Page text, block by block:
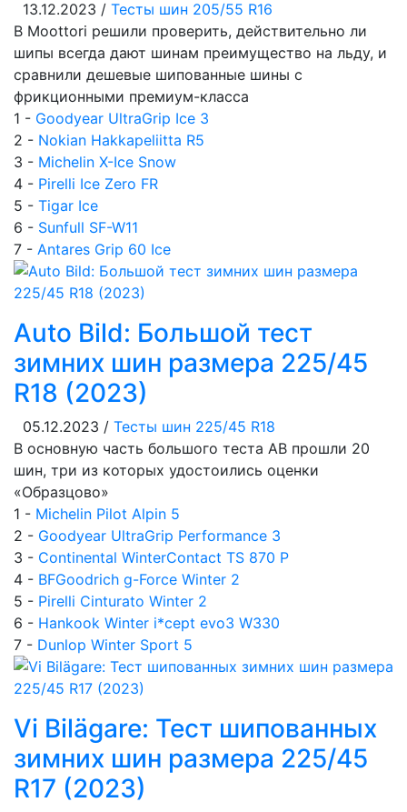
13.12.2023 / Тесты шин 205/55 R16
В Moottori решили проверить, действительно ли
шипы всегда дают шинам преимущество на льду, и
сравнили дешевые шипованные шины с
фрикционными премиум-класса
1 - Goodyear UltraGrip Ice 3
2 - Nokian Hakkapeliitta R5
3 - Michelin X-Ice Snow
4 - Pirelli Ice Zero FR
5 - Tigar Ice
6 - Sunfull SF-W11
7 - Antares Grip 60 Ice
Auto Bild: Большой тест
зимних шин размера 225/45
R18 (2023)
05.12.2023 / Тесты шин 225/45 R18
В основную часть большого теста AB прошли 20
шин, три из которых удостоились оценки
«Образцово»
1 - Michelin Pilot Alpin 5
2 - Goodyear UltraGrip Performance 3
3 - Continental WinterContact TS 870 P
4 - BFGoodrich g-Force Winter 2
5 - Pirelli Cinturato Winter 2
6 - Hankook Winter i*cept evo3 W330
7 - Dunlop Winter Sport 5
Vi Bilägare: Тест шипованных
зимних шин размера 225/45
R17 (2023)